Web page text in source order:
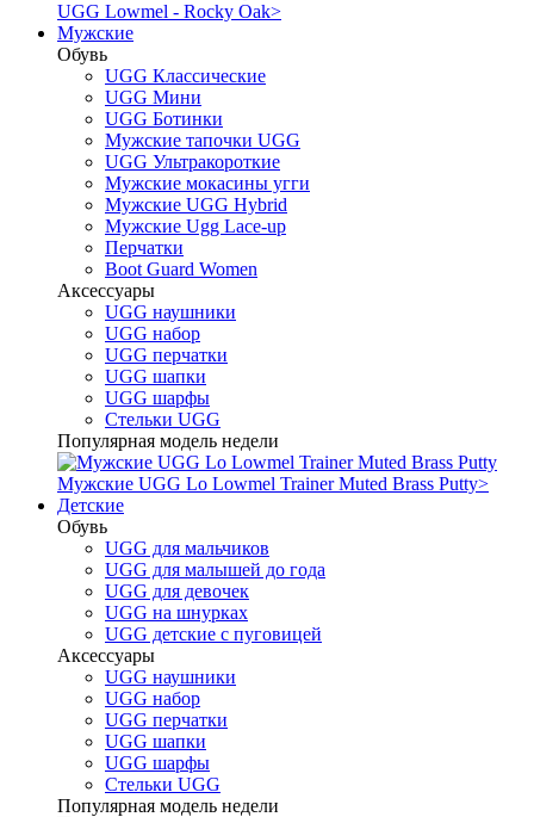
UGG Lowmel - Rocky Oak>
Мужские
Обувь
UGG Классические
UGG Мини
UGG Ботинки
Мужские тапочки UGG
UGG Ультракороткие
Мужские мокасины угги
Мужские UGG Hybrid
Мужские Ugg Lace-up
Перчатки
Boot Guard Women
Аксессуары
UGG наушники
UGG набор
UGG перчатки
UGG шапки
UGG шарфы
Стельки UGG
Популярная модель недели
Мужские UGG Lo Lowmel Trainer Muted Brass Putty>
Детские
Обувь
UGG для мальчиков
UGG для малышей до года
UGG для девочек
UGG на шнурках
UGG детские с пуговицей
Аксессуары
UGG наушники
UGG набор
UGG перчатки
UGG шапки
UGG шарфы
Стельки UGG
Популярная модель недели